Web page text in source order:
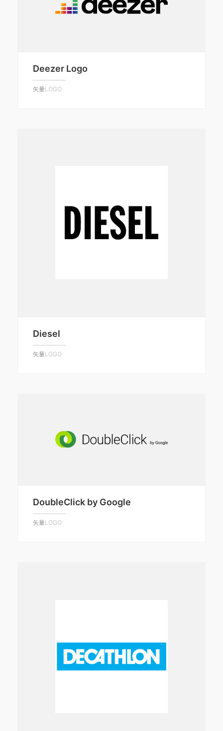
Deezer Logo
矢量LOGO
Diesel
矢量LOGO
DoubleClick by Google
矢量LOGO